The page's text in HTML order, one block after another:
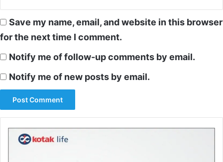
Save my name, email, and website in this browser
for the next time I comment.
Notify me of follow-up comments by email.
Notify me of new posts by email.